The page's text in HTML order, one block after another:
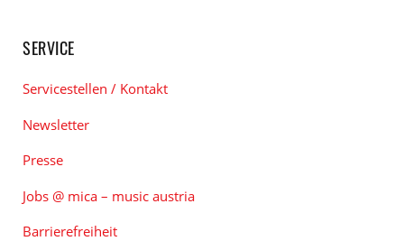
SERVICE
Servicestellen / Kontakt
Newsletter
Presse
Jobs @ mica – music austria
Barrierefreiheit